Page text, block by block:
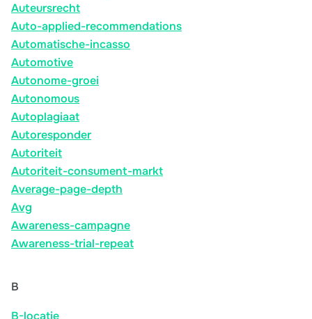
Auteursrecht
Auto-applied-recommendations
Automatische-incasso
Automotive
Autonome-groei
Autonomous
Autoplagiaat
Autoresponder
Autoriteit
Autoriteit-consument-markt
Average-page-depth
Avg
Awareness-campagne
Awareness-trial-repeat
B